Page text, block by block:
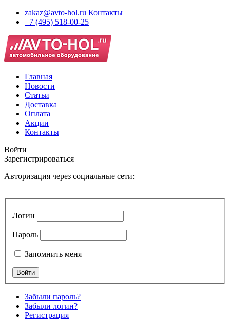
zakaz@avto-hol.ru Контакты
+7 (495) 518-00-25
Главная
Новости
Статьи
Доставка
Оплата
Акции
Контакты
Войти
Зарегистрироваться
Авторизация через социальные сети:
Логин
Пароль
Запомнить меня
Забыли пароль?
Забыли логин?
Регистрация